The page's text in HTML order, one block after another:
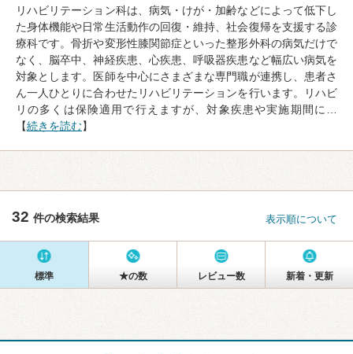
リハビリテーション科は、病気・けが・加齢などによって低下し
た身体機能や日常生活動作の回復・維持、社会復帰を支援する診
療科です。骨折や変形性膝関節症といった整形外科の病気だけで
なく、脳卒中、神経疾患、心疾患、呼吸器疾患など幅広い病気を
対象とします。医師を中心にさまざまな専門職が連携し、患者さ
ん一人ひとりに合わせたリハビリテーションを行います。リハビ
リの多くは保険適用で行えますが、対象疾患や実施期間に…
【続きを読む】
32 件の検索結果 表示順について
標準 ★の数 レビュー数 新着・更新